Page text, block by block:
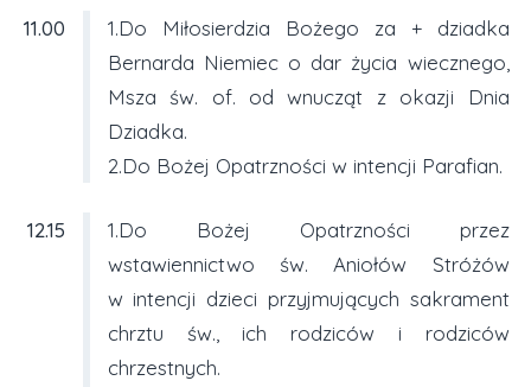
11.00
1.Do Miłosierdzia Bożego za + dziadka
Bernarda Niemiec o dar życia wiecznego,
Msza św. of. od wnucząt z okazji Dnia
Dziadka.
2.Do Bożej Opatrzności w intencji Parafian.
12.15
1.Do Bożej Opatrzności przez
wstawiennictwo św. Aniołów Stróżów
w intencji dzieci przyjmujących sakrament
chrztu św., ich rodziców i rodziców
chrzestnych.